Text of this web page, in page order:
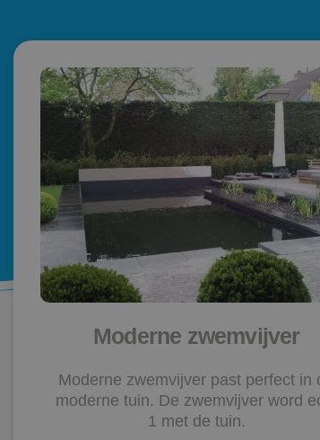
Moderne zwemvijver
Moderne zwemvijver past perfect in
moderne tuin. De zwemvijver word
1 met de tuin.